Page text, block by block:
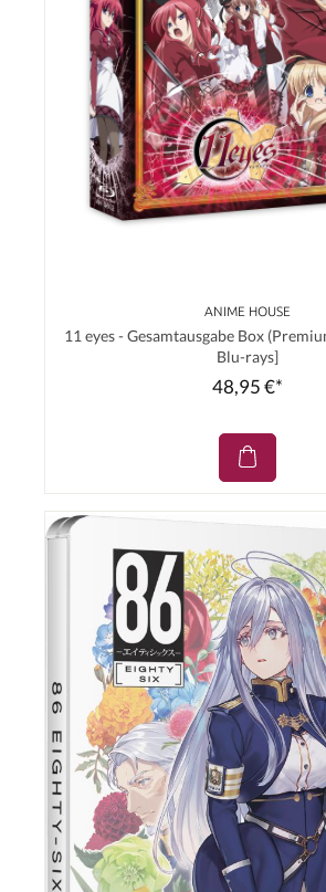
ANIME HOUSE
11 eyes - Gesamtausgabe Box
Blu-rays]
48,95 €*